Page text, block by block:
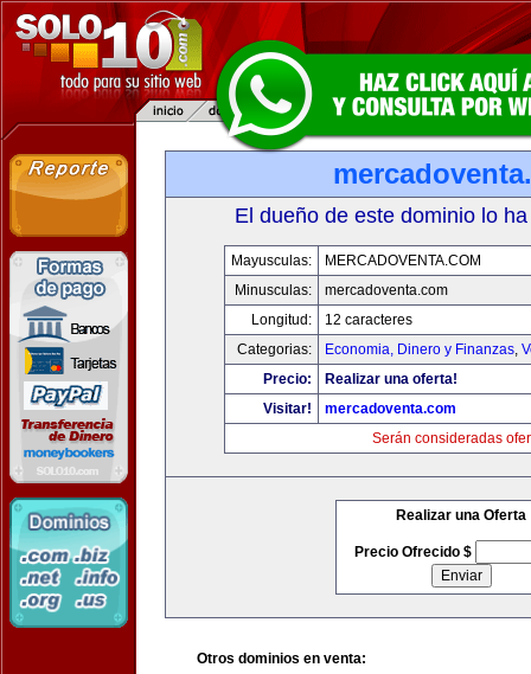
El dueño de este dominio lo
Mayusculas:
MERCADOVENTA.COM
Minusculas:
mercadoventa.com
Longitud:
12 caracteres
Categorias:
Economia, Dinero y Finanzas,
Precio:
Realizar una oferta!
Visitar!
mercadoventa.com
Serán consideradas
Realizar una Oferta
Precio Ofrecido $
Otros dominios en venta: